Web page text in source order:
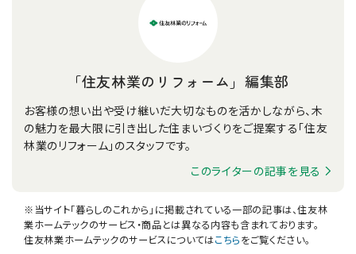
「住友林業のリフォーム」編集部
お客様の想い出や受け継いだ大切なものを活かしながら、木
の魅力を最大限に引き出した住まいづくりをご提案する「住友
林業のリフォーム」のスタッフです。
このライターの記事を見る
※当サイト「暮らしのこれから」に掲載されている一部の記事は、住友林
業ホームテックのサービス・商品とは異なる内容も含まれております。
住友林業ホームテックのサービスについてはこちらをご覧ください。